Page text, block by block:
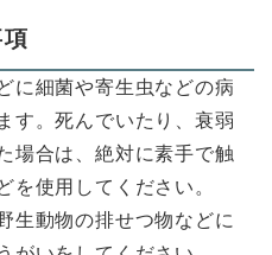
に細菌や寄生虫などの病
す。死んでいたり、衰弱
場合は、絶対に素手で触
を使用してください。
生動物の排せつ物などに